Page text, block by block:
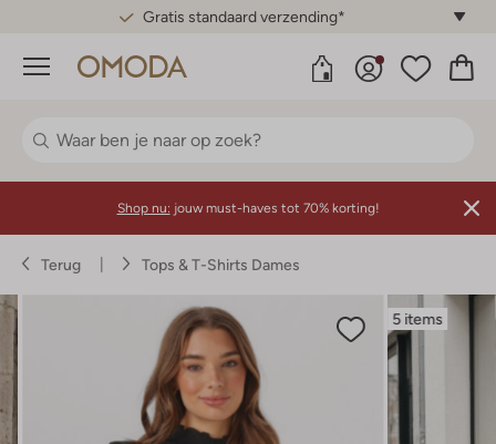
Gratis standaard verzending*
Menu
Shop nu: jouw must-haves tot 70% korting!
Terug Tops & T-Shirts Dames
5 items